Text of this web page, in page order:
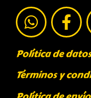
Política de
Términos y